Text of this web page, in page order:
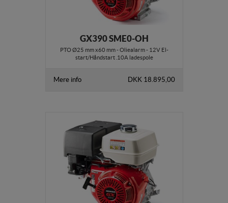
GX390 SME0-OH
PTO Ø25 mm x60 mm - Oliealarm - 12V El-
start/Håndstart .10A ladespole
Mere info DKK 18.895,00